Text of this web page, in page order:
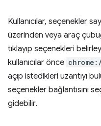
Kullanıcılar, seçenekler
üzerinden veya araç
tıklayıp seçenekleri
kullanıcılar önce
açıp istedikleri uzantıyı
seçenekler bağlantısını
gidebilir.